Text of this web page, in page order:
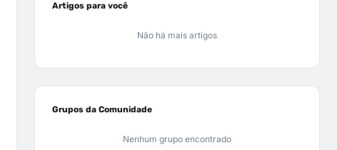
Artigos para você
Não há mais artigos
Grupos da Comunidade
Nenhum grupo encontrado